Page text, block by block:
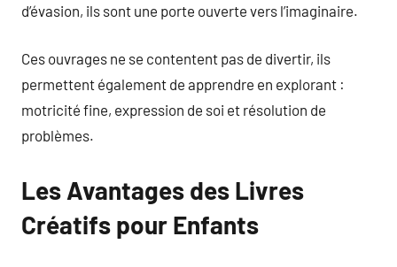
d’évasion, ils sont une porte ouverte vers l’imaginaire.
Ces ouvrages ne se contentent pas de divertir, ils
permettent également de apprendre en explorant :
motricité fine, expression de soi et résolution de
problèmes.
Les Avantages des Livres
Créatifs pour Enfants